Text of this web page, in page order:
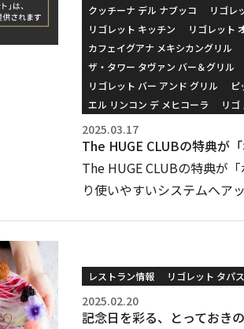
クッチーナ デル ナブッコ
リゴレ
リゴレット キッチン
リゴレット
カフェイグアナ メキシカングリル
ザ・タワー タヴァン バー＆グリル
リゴレット バー アンド グリル
ピ
エル リンコン デ メヒコーラ
リゴ
2025.03.17
The HUGE CLUBの特典が
The HUGE CLUBの特典が
り使いやすいシステムへア
レストラン情報 リゴレット タパ
2025.02.20
記念日を彩る、とっておき